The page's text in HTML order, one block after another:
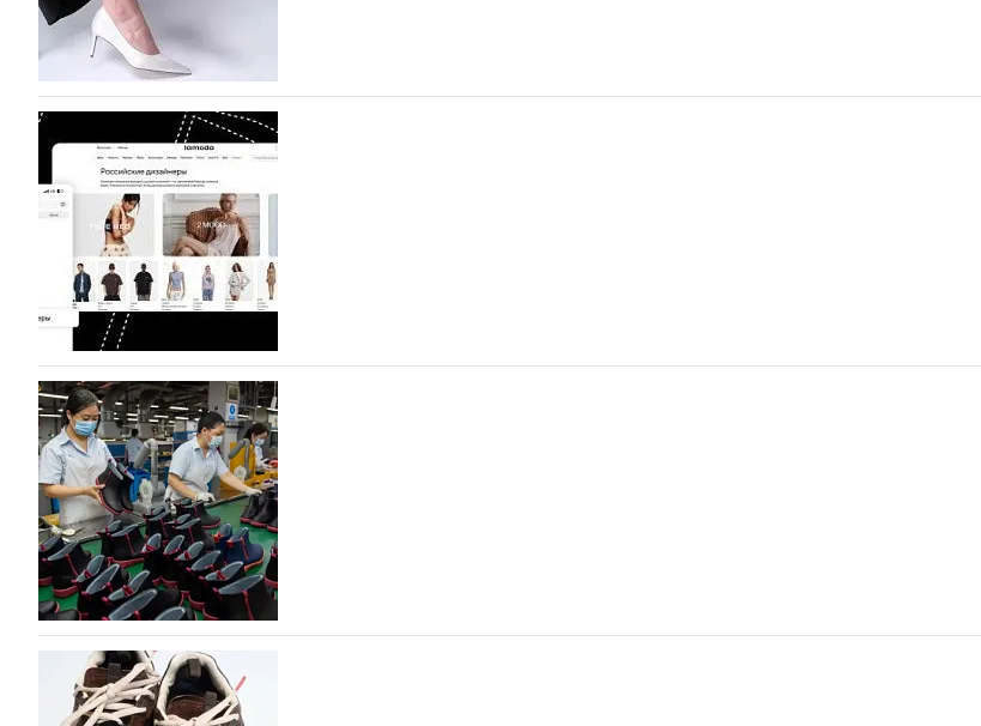
BALLINA представит свои новинки на Euro Shoes
Компания BALLINA Guangzhou Lihuang Footwear Co., Ltd., основанная в 2011 году и расположенная в
Гуанчжоу, столице моды Китая, является профессиональной обувной компанией, объединяющей
разработку, производство и…
07.08.2026 483
На платформе Lamoda - новый раздел и условия продвижения локальных
дизайнерских марок
Российский маркетплейс Lamoda решил обновить раздел для продажи продукции локальных дизайнерских
марок одежды, обуви и аксессуаров. Бренды также получат маркетинговую…
06.08.2026 649
Объем мирового производства обуви в 2025 году практически не увеличился
В 2025 году мировое производство обуви практически не изменилось, зафиксировав незначительный рост